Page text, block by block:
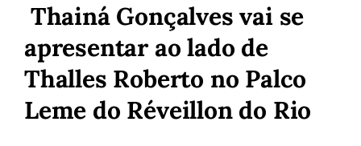
Thainá Gonçalves vai se
apresentar ao lado de
Thalles Roberto no Palco
Leme do Réveillon do Rio